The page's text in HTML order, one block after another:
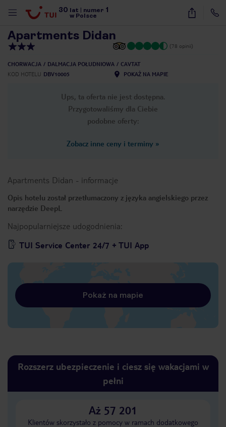
30 lat numer 1
w Polsce
40
Apartments Didan
(78 opinii)
CHORWACJA DALMACJA POŁUDNIOWA
CAVTAT
KOD HOTELU DBV10005 POKAŻ NA MAPIE
Ups, ta oferta nie jest dostępna.
Przygotowaliśmy dla Ciebie
podobne oferty:
Zobacz inne ceny i terminy »
Apartments Didan - informacje
Opis hotelu został przetłumaczony z języka angielskiego przez
narzędzie DeepL
Najpopularniejsze udogodnienia:
TUI Service Center 24/7 + TUI App
Pokaż na mapie
Rozszerz ubezpieczenie i ciesz się wakacjami w
pełni
Aż 57 201
Klientów skorzystało z pomocy w ramach dodatkowego